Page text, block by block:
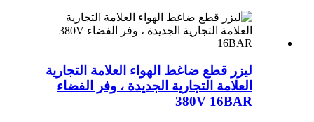
ليزر قطع ضاغط الهواء العلامة التجارية
العلامة التجارية الجديدة ، وفر الفضاء
380V 16BAR